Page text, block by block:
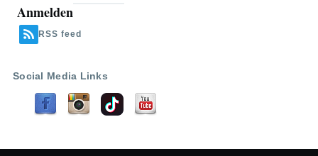
Benutzermenü
Anmelden
RSS feed
Social Media Links